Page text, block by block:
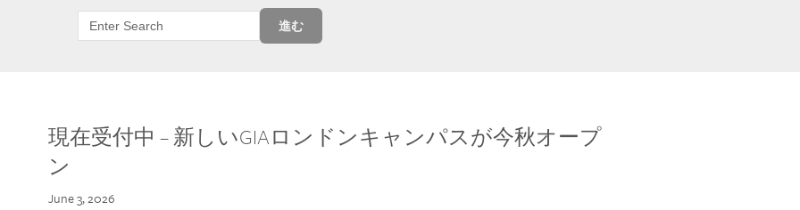
進む
現在受付中 – 新しいGIAロンドンキャンパスが今秋オープ
ン
June 3, 2026